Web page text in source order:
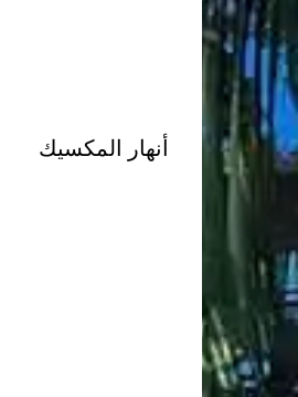
أنهار المكسيك